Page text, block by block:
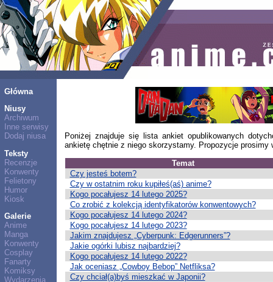
Główna
Niusy
Archiwum
Inne serwisy
Dodaj niusa
Teksty
Recenzje
Konwenty
Felietony
Humor
Kiosk
Galerie
Anime
Manga
Konwenty
Cosplay
Fanarty
Komiksy
Wydarzenia
Poniżej znajduje się lista ankiet opublikowanych
ankietę chętnie z niego skorzystamy. Propozycje prosimy
Temat
Czy jesteś botem?
Czy w ostatnim roku kupiłeś(aś) anime?
Kogo pocałujesz 14 lutego 2025?
Co zrobić z kolekcją identyfikatorów konwentowych?
Kogo pocałujesz 14 lutego 2024?
Kogo pocałujesz 14 lutego 2023?
Jakim znajdujesz „Cyberpunk: Edgerunners”?
Jakie ogórki lubisz najbardziej?
Kogo pocałujesz 14 lutego 2022?
Jak oceniasz „Cowboy Bebop” Netfliksa?
Czy chciał(a)byś mieszkać w Japonii?